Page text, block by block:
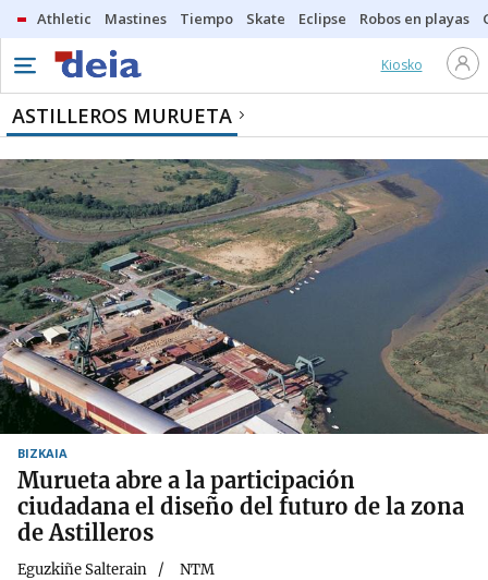
Athletic Mastines Tiempo Skate Eclipse Robos en playas
Kiosko
ASTILLEROS MURUETA
BIZKAIA
Murueta abre a la participación
ciudadana el diseño del futuro de la zona
de Astilleros
Eguzkiñe Salterain NTM